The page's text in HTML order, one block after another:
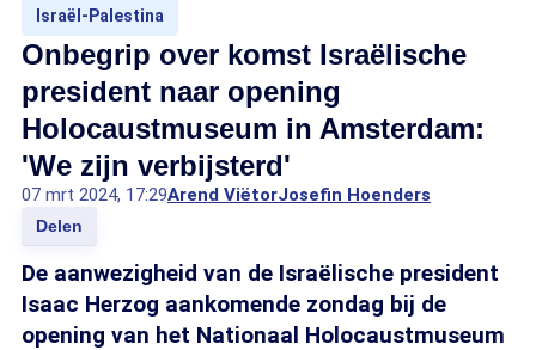
Israël-Palestina
Onbegrip over komst Israëlische
president naar opening
Holocaustmuseum in Amsterdam:
'We zijn verbijsterd'
07 mrt 2024, 17:29Arend ViëtorJosefin Hoenders
Delen
De aanwezigheid van de Israëlische president
Isaac Herzog aankomende zondag bij de
opening van het Nationaal Holocaustmuseum